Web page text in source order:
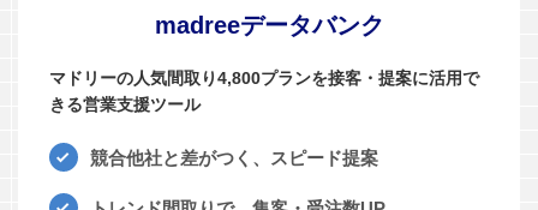
madreeデータバンク
マドリーの人気間取り4,800プランを接客・提案に活用で
きる営業支援ツール
競合他社と差がつく、スピード提案